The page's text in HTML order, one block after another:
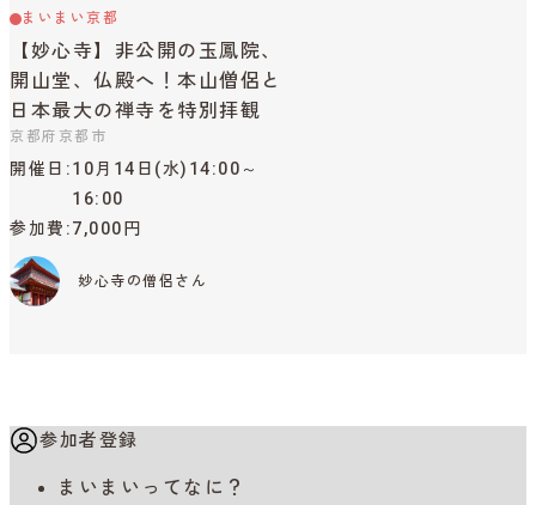
まいまい京都
【妙心寺】非公開の玉鳳院、
開山堂、仏殿へ！本山僧侶と
日本最大の禅寺を特別拝観
京都府京都市
開催日
10月14日(水)14:00～
16:00
参加費 7,000円
妙心寺の僧侶さん
参加者登録
まいまいってなに？